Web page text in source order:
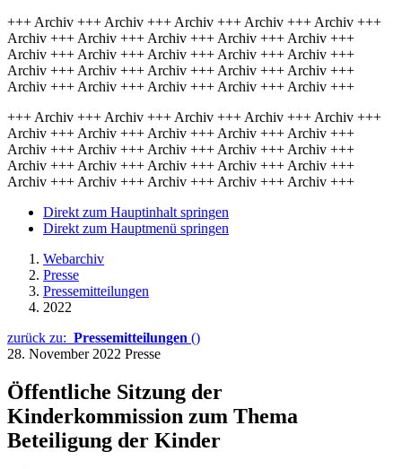
+++ Archiv +++ Archiv +++ Archiv +++ Archiv +++ Archiv +++
Archiv +++ Archiv +++ Archiv +++ Archiv +++ Archiv +++
Archiv +++ Archiv +++ Archiv +++ Archiv +++ Archiv +++
Archiv +++ Archiv +++ Archiv +++ Archiv +++ Archiv +++
Archiv +++ Archiv +++ Archiv +++ Archiv +++ Archiv +++
+++ Archiv +++ Archiv +++ Archiv +++ Archiv +++ Archiv +++
Archiv +++ Archiv +++ Archiv +++ Archiv +++ Archiv +++
Archiv +++ Archiv +++ Archiv +++ Archiv +++ Archiv +++
Archiv +++ Archiv +++ Archiv +++ Archiv +++ Archiv +++
Archiv +++ Archiv +++ Archiv +++ Archiv +++ Archiv +++
Direkt zum Hauptinhalt springen
Direkt zum Hauptmenü springen
Webarchiv
Presse
Pressemitteilungen
2022
zurück zu: Pressemitteilungen ()
28. November 2022 Presse
Öffentliche Sitzung der
Kinderkommission zum Thema
Beteiligung der Kinder